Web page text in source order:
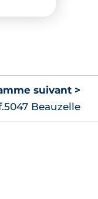
suivant >
Beauzelle